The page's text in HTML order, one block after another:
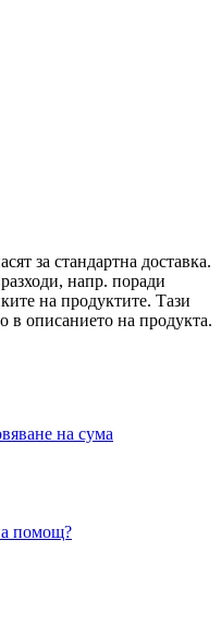
за стандартна доставка.
напр. поради
на продуктите. Тази
описанието на продукта.
на сума
помощ?